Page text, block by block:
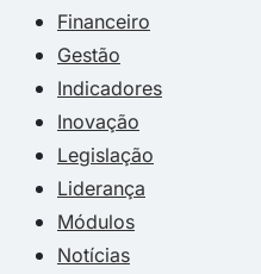
Financeiro
Gestão
Indicadores
Inovação
Legislação
Liderança
Módulos
Notícias